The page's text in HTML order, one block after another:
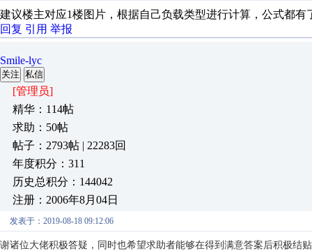
建议楼主对应1楼图片，根据自己负载类型进行计算，公式都
回复 引用 举报
Smile-lyc
关注 私信
[管理员]
精华：114帖
求助：50帖
帖子：2793帖 | 22283回
年度积分：311
历史总积分：144042
注册：2006年8月04日
发表于：2019-08-18 09:12:06
谢诸位大佬积极答疑，同时也希望求助者能够在得到满意答案后积极结